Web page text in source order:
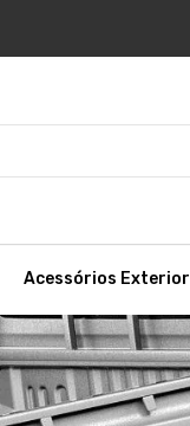
Acessórios Exterior